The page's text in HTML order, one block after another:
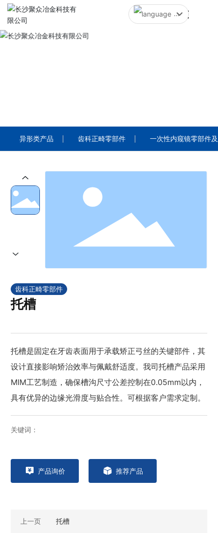
中文简体
异形类产品 齿科正畸零部件 一次性内窥镜零部件
齿科正畸零部件
托槽
托槽是固定在牙齿表面用于承载矫正弓丝的关键部件，其
设计直接影响矫治效率与佩戴舒适度。我司托槽产品采用
MIM工艺制造，确保槽沟尺寸公差控制在0.05mm以内，
具有优异的边缘光滑度与贴合性。可根据客户需求定制。
关键词：
产品询价 推荐产品
上一页 托槽